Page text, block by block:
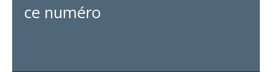
ce numéro